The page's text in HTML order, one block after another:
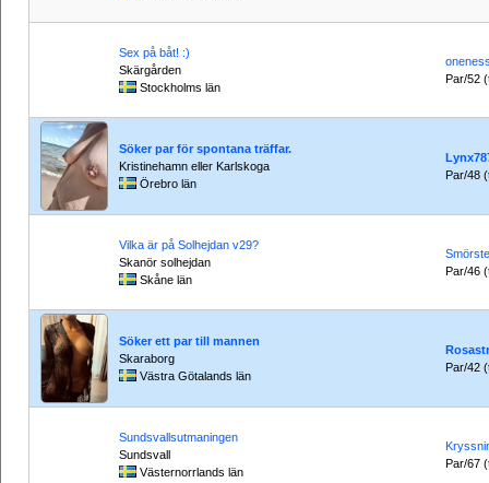
Sex på båt! :)
Skärgården
Stockholms län
Par/52
Söker par för spontana träffar.
Kristinehamn eller Karlskoga
Örebro län
Par/48
Vilka är på Solhejdan v29?
Skanör solhejdan
Skåne län
Par/46
Söker ett par till mannen
Skaraborg
Västra Götalands län
Par/42
Sundsvallsutmaningen
Sundsvall
Västernorrlands län
Par/67